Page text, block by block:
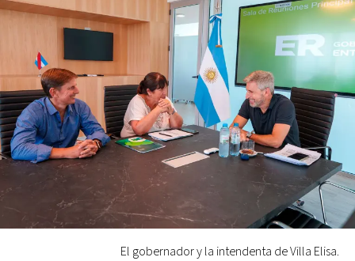
El gobernador y la intendenta de Villa Elisa.